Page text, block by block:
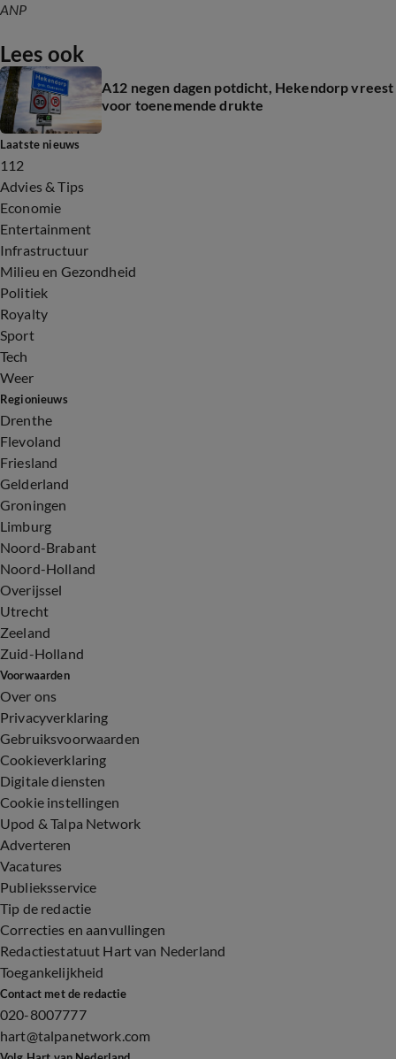
ANP
Lees ook
A12 negen dagen potdicht, Hekendorp vreest
voor toenemende drukte
Laatste nieuws
112
Advies & Tips
Economie
Entertainment
Infrastructuur
Milieu en Gezondheid
Politiek
Royalty
Sport
Tech
Weer
Regionieuws
Drenthe
Flevoland
Friesland
Gelderland
Groningen
Limburg
Noord-Brabant
Noord-Holland
Overijssel
Utrecht
Zeeland
Zuid-Holland
Voorwaarden
Over ons
Privacyverklaring
Gebruiksvoorwaarden
Cookieverklaring
Digitale diensten
Cookie instellingen
Upod & Talpa Network
Adverteren
Vacatures
Publieksservice
Tip de redactie
Correcties en aanvullingen
Redactiestatuut Hart van Nederland
Toegankelijkheid
Contact met de redactie
020-8007777
hart@talpanetwork.com